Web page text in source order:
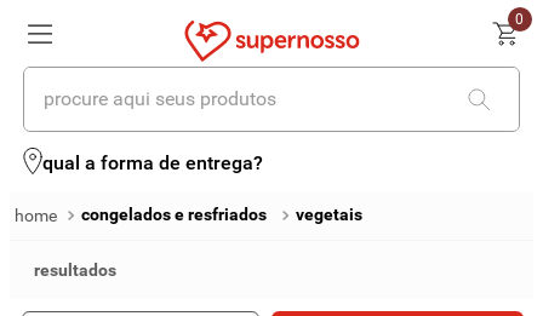
0
procure aqui seus produtos
qual a forma de entrega?
congelados e resfriados vegetais
termos mais buscados